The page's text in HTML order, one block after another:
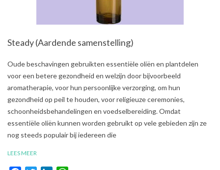
Steady (Aardende samenstelling)
2021-
Oude beschavingen gebruikten essentiële oliën en plantdelen
voor een betere gezondheid en welzijn door bijvoorbeeld
aromatherapie, voor hun persoonlijke verzorging, om hun
gezondheid op peil te houden, voor religieuze ceremonies,
schoonheidsbehandelingen en voedselbereiding. Omdat
essentiële oliën kunnen worden gebruikt op vele gebieden zijn ze
nog steeds populair bij iedereen die
LEES MEER